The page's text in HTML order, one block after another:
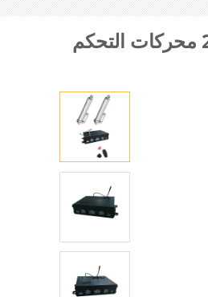
24 فولت ~ 28 فولت التيار المباشر إمدادات الطاقة الصفرية محرك التحكم مربع التحكم عن بعد لاسلكي 2 محركات التحكم